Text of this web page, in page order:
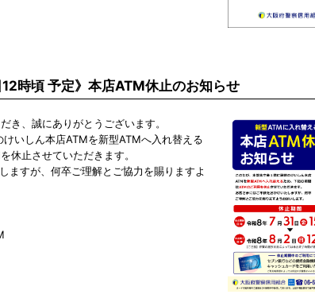
時頃 予定》本店ATM休止のお知らせ
き、誠にありがとうございます。
けいしん本店ATMを新型ATMへ入れ替える
休止させていただきます。
ますが、何卒ご理解とご協力を賜りますよ